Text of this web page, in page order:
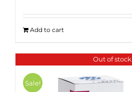
45.00 €.27.00 €.
Add to cart
Out of stock
Sale!